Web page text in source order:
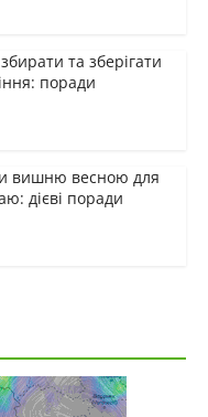
та зберігати
поради
вишню весною для
дієві поради